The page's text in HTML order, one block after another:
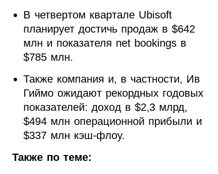
В четвертом квартале Ubisoft
планирует достичь продаж в $642
млн и показателя net bookings в
$785 млн.
Также компания и, в частности, Ив
Гиймо ожидают рекордных годовых
показателей: доход в $2,3 млрд,
$494 млн операционной прибыли и
$337 млн кэш-флоу.
Также по теме: